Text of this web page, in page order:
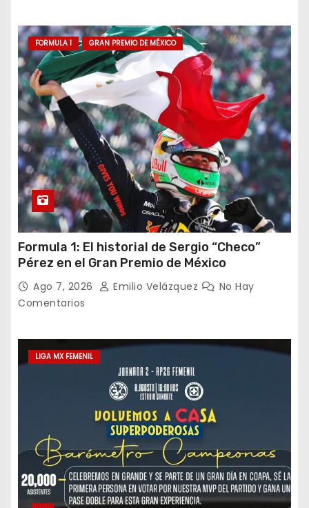
t
r
a
d
a
s
FORMULA 1 GRAN PREMIO DE MÉXICO
Formula 1: El historial de Sergio “Checo”
Pérez en el Gran Premio de México
Ago 7, 2026 Emilio Velázquez
No Hay
Comentarios
LIGA MX FEMENIL